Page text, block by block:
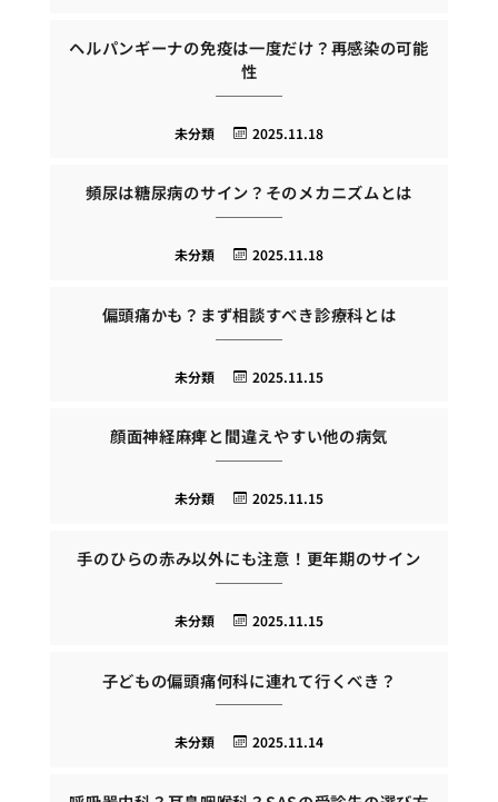
ヘルパンギーナの免疫は一度だけ？再感染の可能
性
2025.11.18
未分類
頻尿は糖尿病のサイン？そのメカニズムとは
2025.11.18
未分類
偏頭痛かも？まず相談すべき診療科とは
2025.11.15
未分類
顔面神経麻痺と間違えやすい他の病気
2025.11.15
未分類
手のひらの赤み以外にも注意！更年期のサイン
2025.11.15
未分類
子どもの偏頭痛何科に連れて行くべき？
2025.11.14
未分類